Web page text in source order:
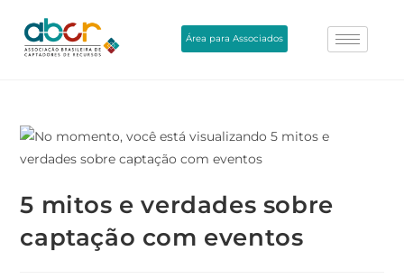
Área para Associados
5 mitos e verdades sobre
captação com eventos